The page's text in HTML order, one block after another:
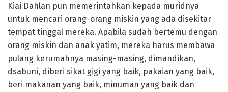
Kiai Dahlan pun memerintahkan kepada muridnya
untuk mencari orang-orang miskin yang ada disekitar
tempat tinggal mereka. Apabila sudah bertemu dengan
orang miskin dan anak yatim, mereka harus membawa
pulang kerumahnya masing-masing, dimandikan,
dsabuni, diberi sikat gigi yang baik, pakaian yang baik,
beri makanan yang baik, minuman yang baik dan